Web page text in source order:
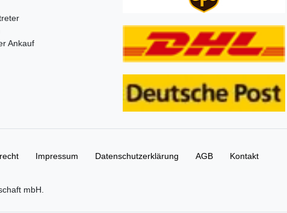
Ankauf
Impressum Daten­schutz­erklärung AGB Kontakt
mbH.